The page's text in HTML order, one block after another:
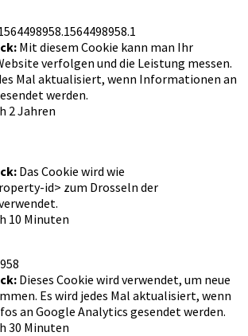
Mit diesem Cookie kann man Ihr
verfolgen und die Leistung messen.
Mal aktualisiert, wenn Informationen an
werden.
2 Jahren
Das Cookie wird wie
id> zum Drosseln der
10 Minuten
Dieses Cookie wird verwendet, um neue
Es wird jedes Mal aktualisiert, wenn
an Google Analytics gesendet werden.
30 Minuten